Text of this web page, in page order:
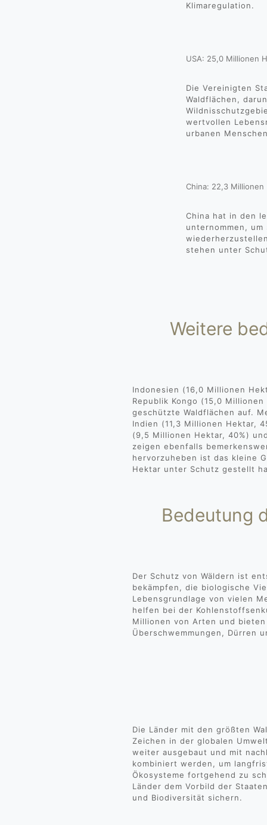
Klimaregulation.
USA: 25,0 Millionen
Die Vereinigten
Waldflächen,
wertvollen
urbanen
China: 22,3 Millionen
China hat in den
unternommen,
stehen unter
Weitere
Indonesien (16,0 Millionen
Republik Kongo (15,0
geschützte Waldflächen auf.
Indien (11,3 Millionen Hektar,
(9,5 Millionen Hektar, 40%)
zeigen ebenfalls
hervorzuheben ist das kleine
Hektar unter Schutz gestellt
Bedeutung
Der Schutz von Wäldern ist
bekämpfen, die biologische
Lebensgrundlage von vielen
helfen bei der
Millionen von Arten und
Überschwemmungen, Dürren
Die Länder mit den größten
Zeichen in der globalen
weiter ausgebaut und mit
kombiniert werden, um
Ökosysteme fortgehend zu
Länder dem Vorbild der
und Biodiversität sichern.